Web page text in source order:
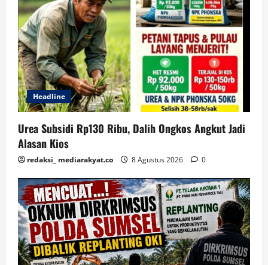
Headline
Urea Subsidi Rp130 Ribu, Dalih Ongkos Angkut Jadi
Alasan Kios
redaksi_ mediarakyat.co 8 Agustus 2026 0